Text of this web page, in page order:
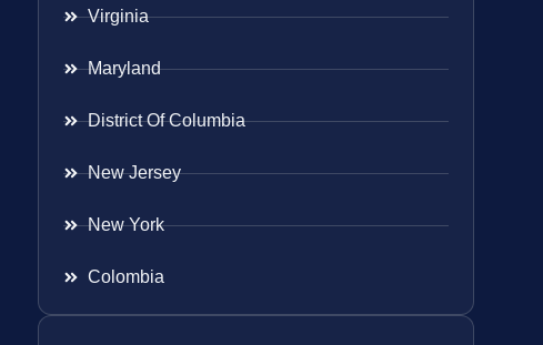
Virginia
Maryland
District Of Columbia
New Jersey
New York
Colombia